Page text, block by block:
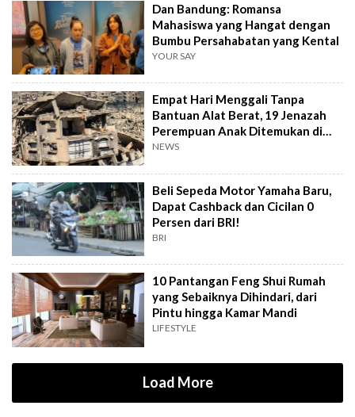
Dan Bandung: Romansa
Mahasiswa yang Hangat dengan
Bumbu Persahabatan yang Kental
YOUR SAY
Empat Hari Menggali Tanpa
Bantuan Alat Berat, 19 Jenazah
Perempuan Anak Ditemukan di
Gaza
NEWS
Beli Sepeda Motor Yamaha Baru,
Dapat Cashback dan Cicilan 0
Persen dari BRI!
BRI
10 Pantangan Feng Shui Rumah
yang Sebaiknya Dihindari, dari
Pintu hingga Kamar Mandi
LIFESTYLE
Load More